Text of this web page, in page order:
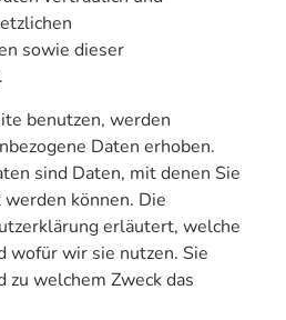
sowie dieser
benutzen, werden
Daten erhoben.
sind Daten, mit denen Sie
können. Die
erläutert, welche
wofür wir sie nutzen. Sie
welchem Zweck das